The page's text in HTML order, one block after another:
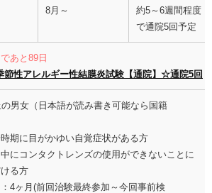
8月～
約5～6週間程度
で通院5回予定
あと89日
節性アレルギー性結膜炎試験【通院】☆通院5回
の男女（日本語が読み書き可能なら国籍
時期に目がかゆい自覚症状がある方
中にコンタクトレンズの使用ができないことに
る方
：4ヶ月(前回治験最終参加～今回事前検